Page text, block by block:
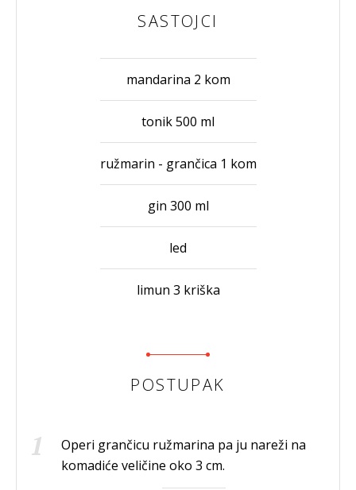
SASTOJCI
mandarina 2 kom
tonik 500 ml
ružmarin - grančica 1 kom
gin 300 ml
led
limun 3 kriška
POSTUPAK
Operi grančicu ružmarina pa ju nareži na
komadiće veličine oko 3 cm.